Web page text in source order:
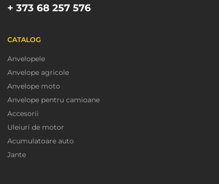
+ 373 68 257 576
CATALOG
Anvelopele
Anvelope agricole
Anvelope moto
Anvelope pentru camioane
Accesorii
Uleiuri de motor
Acumulatoare auto
Jante